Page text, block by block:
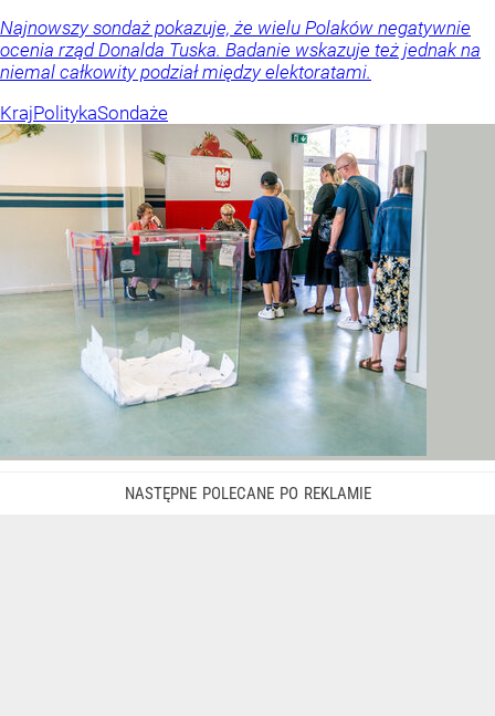
Najnowszy sondaż pokazuje, że wielu Polaków negatywnie
ocenia rząd Donalda Tuska. Badanie wskazuje też jednak na
niemal całkowity podział między elektoratami.
KrajPolitykaSondaże